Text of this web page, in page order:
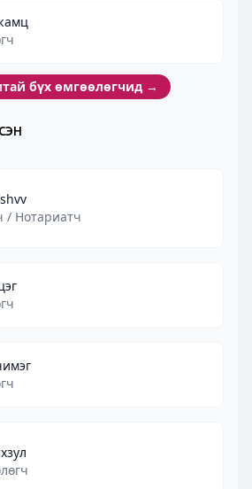
бүх өмгөөлөгчид →
/ Нотариатч